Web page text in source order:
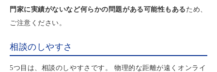
門家に実績がないなど何らかの問題がある可能性もある ため、
ご注意ください。
相談のしやすさ
5つ目は、相談のしやすさです。 物理的な距離が遠くオンライ